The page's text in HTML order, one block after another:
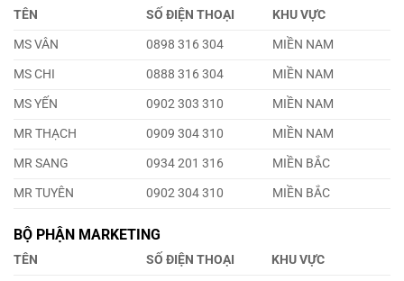
TÊN SỐ ĐIỆN THOẠI
KHU VỰC
MS VÂN
0898 316 304
MIỀN NAM
MS CHI
0888 316 304
MIỀN NAM
MS YẾN
0902 303 310
MIỀN NAM
MR THẠCH
0909 304 310
MIỀN NAM
MR SANG
0934 201 316
MIỀN BẮC
MR TUYÊN
0902 304 310 MIỀN BẮC
BỘ PHẬN MARKETING
TÊN SỐ ĐIỆN THOẠI
KHU VỰC